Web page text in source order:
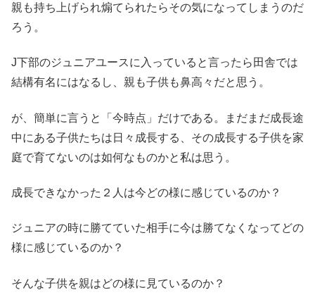
親も持ち上げられ煽てられたらその気になってしまうのだ
ろう。
J下部のジュニアユースに入っていると言ったら田舎では
結構有名にはなるし、親も子供も鼻高々だと思う。
が、簡単に言うと「今時点」だけである。まだまだ成長途
中にある子供たちは日々成長する、その成長する子供を家
庭で育てないのは如何なものかと私は思う。
成長できなかった２人は今どの様に感じているのか？
ジュニアの時に勝てていた相手に今は勝てなくなってどの
様に感じているのか？
そんな子供を親はどの様に見ているのか？